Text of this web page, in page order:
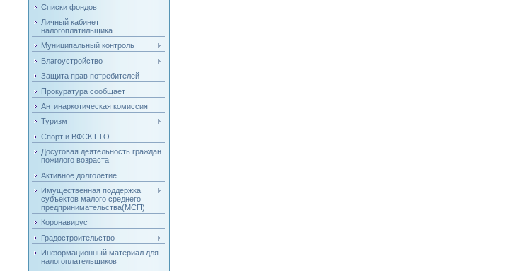
Списки фондов
Личный кабинет
налогоплатильщика
Муниципальный контроль
Благоустройство
Защита прав потребителей
Прокуратура сообщает
Антинаркотическая комиссия
Туризм
Спорт и ВФСК ГТО
Досуговая деятельность граждан
пожилого возраста
Активное долголетие
Имущественная поддержка
субъектов малого среднего
предпринимательства(МСП)
Коронавирус
Градостроительство
Информационный материал для
налогоплательщиков